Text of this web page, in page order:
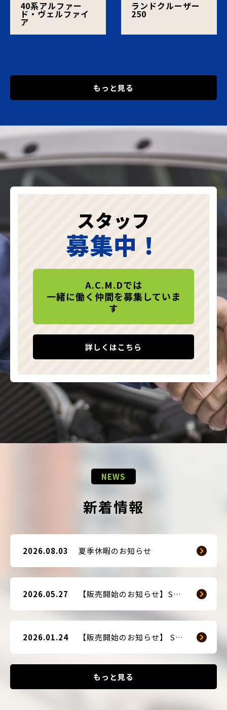
40系アルファー
ド・ヴェルファイ
ア
ランドクルーザー
250
もっと見る
スタッフ
募集中！
A.C.M.Dでは
一緒に働く仲間を募集していま
す
詳しくはこちら
NEWS
新着情報
もっと見る
2026.08.03 夏季休暇のお知らせ
2026.05.27 【販売開始のお知らせ】SMART GUARD 3
2026.01.24 【販売開始のお知らせ】 SMART BLOCKER 2nd-Edition Plus